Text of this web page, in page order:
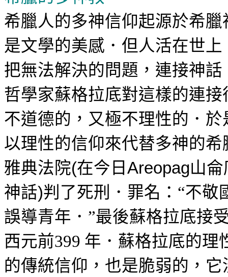
希臘人的多神信仰起源於希
是文學的美感．但人活在世
把無法解決的問題，連接神
哲學家蘇格拉底對這樣的連
不道德的，又極不理性的．
以理性的信仰來代替多神的
雅典法院(在今日Areopag山
神話)判了死刑．罪名： “不敬
誤導青年． ”最後蘇格拉底接
西元前399 年．蘇格拉底的理
的傳統信仰，也是脆弱的，